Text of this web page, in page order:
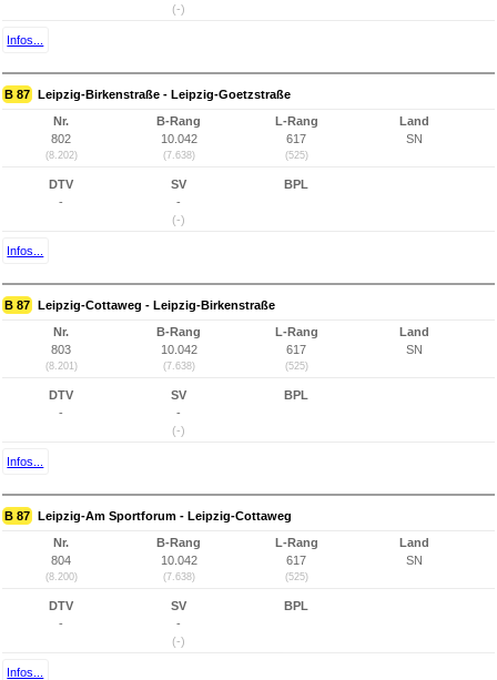
(-)
Infos...
B 87 Leipzig-Birkenstraße - Leipzig-Goetzstraße
Nr.
802
(8.202)
B-Rang
10.042
(7.638)
L-Rang
617
(525)
Land
SN
DTV
-
SV
-
(-)
BPL
Infos...
B 87 Leipzig-Cottaweg - Leipzig-Birkenstraße
Nr.
803
(8.201)
B-Rang
10.042
(7.638)
L-Rang
617
(525)
Land
SN
DTV
-
SV
-
(-)
BPL
Infos...
B 87 Leipzig-Am Sportforum - Leipzig-Cottaweg
Nr.
804
(8.200)
B-Rang
10.042
(7.638)
L-Rang
617
(525)
Land
SN
DTV
-
SV
-
(-)
BPL
Infos...